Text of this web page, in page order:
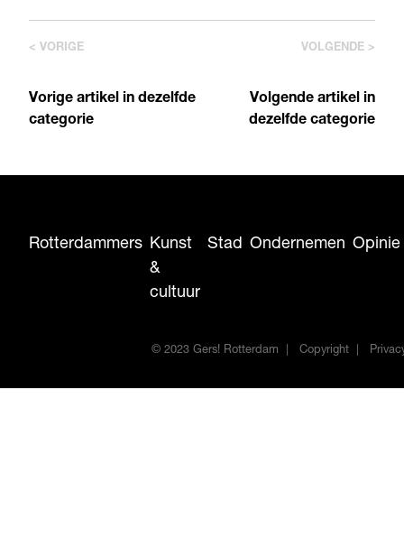
< VORIGE
Vorige artikel in dezelfde
categorie
VOLGENDE >
Volgende artikel in
dezelfde categorie
Rotterdammers Kunst
&
cultuur
Stad Ondernemen Opinie
© 2023 Gers! Rotterdam Copyright